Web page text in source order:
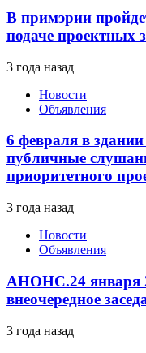
В примэрии
подаче проектных
3 года назад
Новости
Объявления
6 февраля в
публичные
приоритетного
3 года назад
Новости
Объявления
АНОНС.24 января
внеочередное
3 года назад